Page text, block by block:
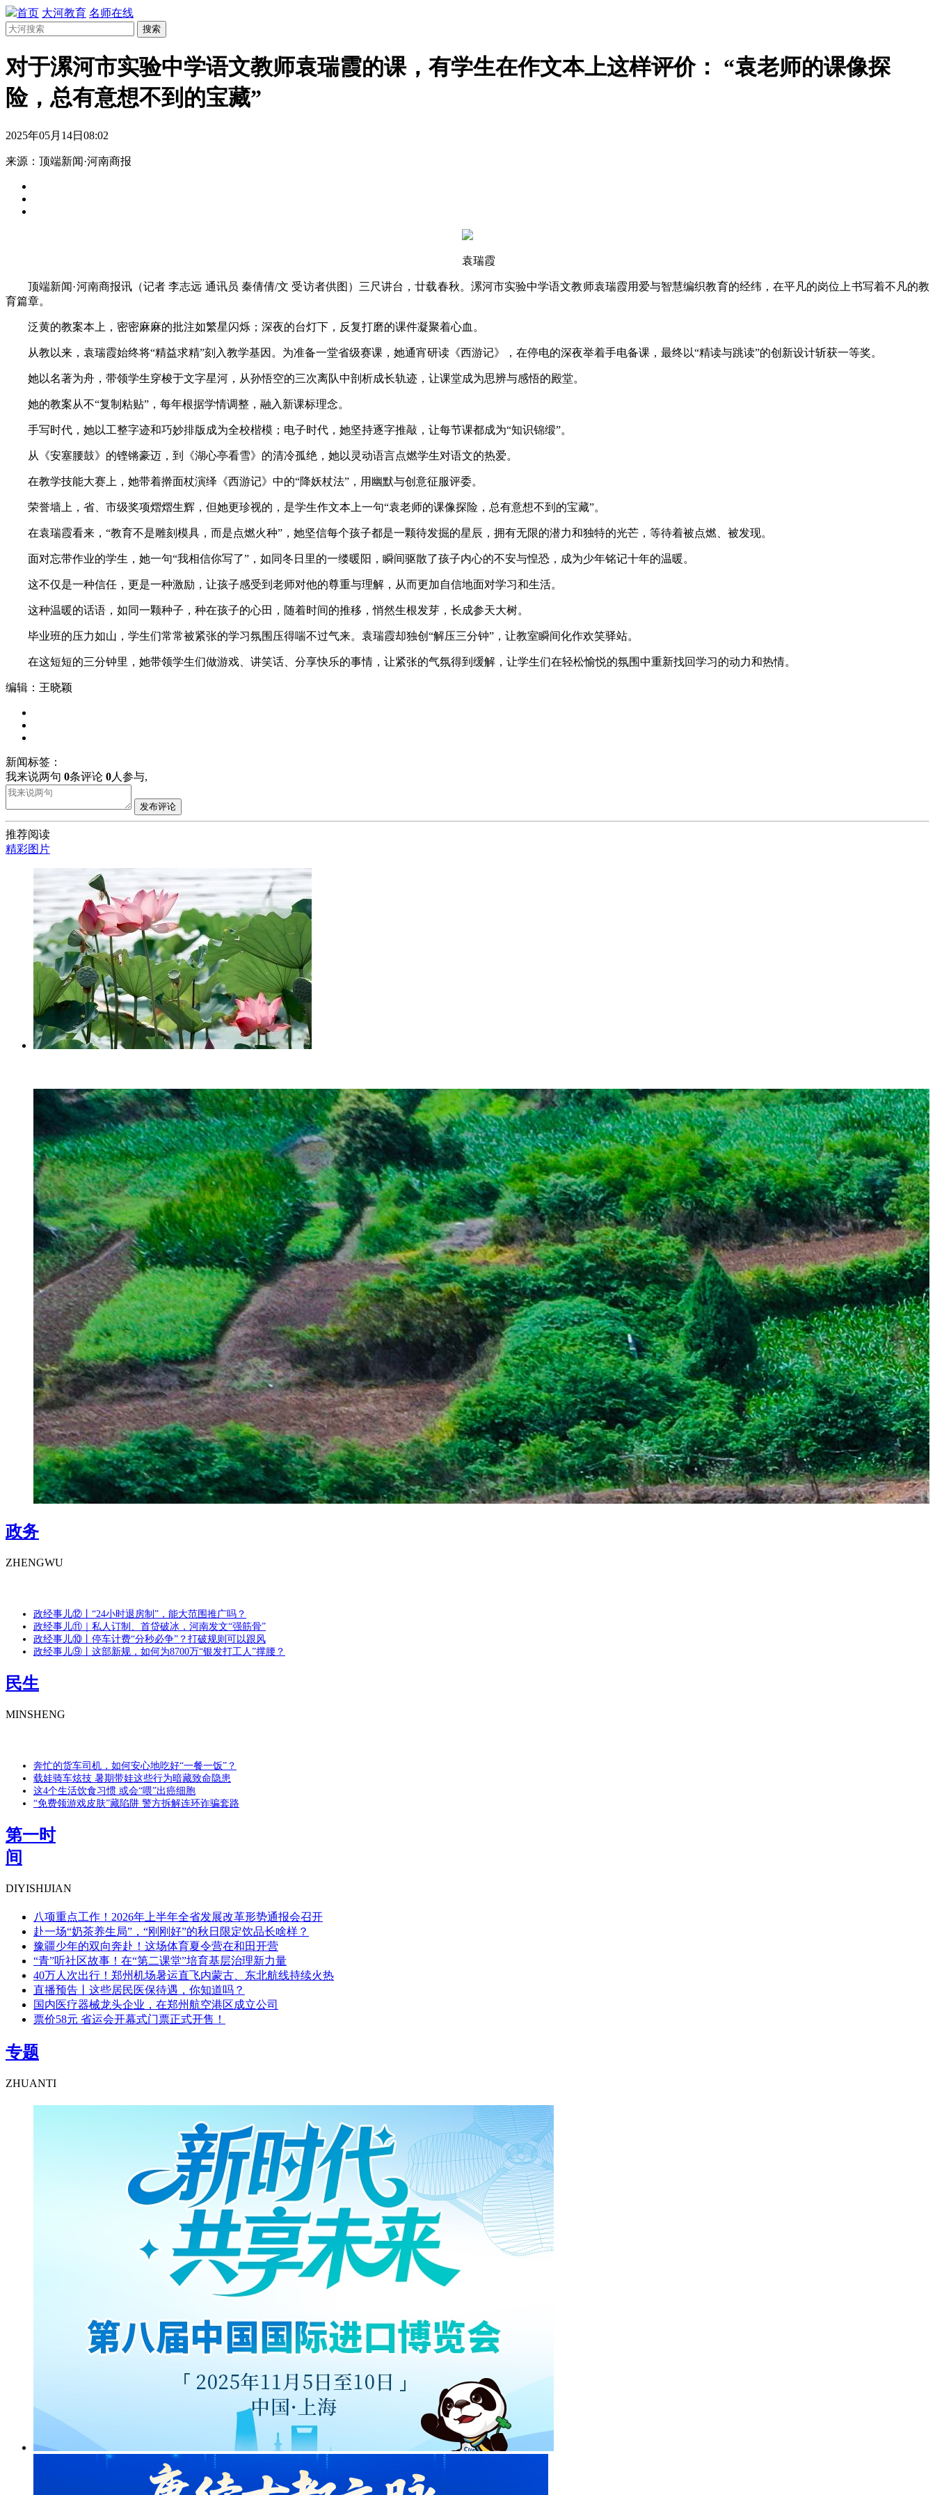
首页 大河教育 名师在线
搜索
对于漯河市实验中学语文教师袁瑞霞的课，有学生在作文本上这样评价： “袁老师的课像探
险，总有意想不到的宝藏”
2025年05月14日08:02
来源：顶端新闻·河南商报
袁瑞霞
顶端新闻·河南商报讯（记者 李志远 通讯员 秦倩倩/文 受访者供图）三尺讲台，廿载春秋。漯河市实验中学语文教师袁瑞霞用爱与智慧编织教育的经纬，在平凡的岗位上书写着不凡的教
育篇章。
泛黄的教案本上，密密麻麻的批注如繁星闪烁；深夜的台灯下，反复打磨的课件凝聚着心血。
从教以来，袁瑞霞始终将“精益求精”刻入教学基因。为准备一堂省级赛课，她通宵研读《西游记》，在停电的深夜举着手电备课，最终以“精读与跳读”的创新设计斩获一等奖。
她以名著为舟，带领学生穿梭于文字星河，从孙悟空的三次离队中剖析成长轨迹，让课堂成为思辨与感悟的殿堂。
她的教案从不“复制粘贴”，每年根据学情调整，融入新课标理念。
手写时代，她以工整字迹和巧妙排版成为全校楷模；电子时代，她坚持逐字推敲，让每节课都成为“知识锦缎”。
从《安塞腰鼓》的铿锵豪迈，到《湖心亭看雪》的清冷孤绝，她以灵动语言点燃学生对语文的热爱。
在教学技能大赛上，她带着擀面杖演绎《西游记》中的“降妖杖法”，用幽默与创意征服评委。
荣誉墙上，省、市级奖项熠熠生辉，但她更珍视的，是学生作文本上一句“袁老师的课像探险，总有意想不到的宝藏”。
在袁瑞霞看来，“教育不是雕刻模具，而是点燃火种”，她坚信每个孩子都是一颗待发掘的星辰，拥有无限的潜力和独特的光芒，等待着被点燃、被发现。
面对忘带作业的学生，她一句“我相信你写了”，如同冬日里的一缕暖阳，瞬间驱散了孩子内心的不安与惶恐，成为少年铭记十年的温暖。
这不仅是一种信任，更是一种激励，让孩子感受到老师对他的尊重与理解，从而更加自信地面对学习和生活。
这种温暖的话语，如同一颗种子，种在孩子的心田，随着时间的推移，悄然生根发芽，长成参天大树。
毕业班的压力如山，学生们常常被紧张的学习氛围压得喘不过气来。袁瑞霞却独创“解压三分钟”，让教室瞬间化作欢笑驿站。
在这短短的三分钟里，她带领学生们做游戏、讲笑话、分享快乐的事情，让紧张的气氛得到缓解，让学生们在轻松愉悦的氛围中重新找回学习的动力和热情。
编辑：王晓颖
新闻标签：
我来说两句 0条评论 0人参与,
发布评论
推荐阅读